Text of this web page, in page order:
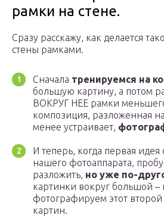
рамки на стене.
Сразу расскажу, как делается
стены рамками.
Сначала тренируемся на
большую картину, а потом
ВОКРУГ НЕЕ рамки
композиция, разложенная
менее устраивает,
И теперь, когда первая идея
нашего фотоаппарата,
разложить, но уже по-
картинки вокруг большой –
фотографируем этот
картин.